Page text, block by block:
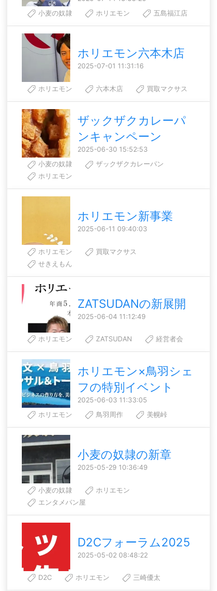
小麦の奴隷
ホリエモン 五島福江店
ホリエモン六本木店
2025-07-01 11:31:16
ホリエモン 六本木店 買取マクサス
ザックザクカレーパ
ンキャンペーン
2025-06-30 15:52:53
小麦の奴隷
ザックザクカレーパン
ホリエモン
ホリエモン新事業
2025-06-11 09:40:03
ホリエモン
買取マクサス
せきえもん
ZATSUDANの新展開
2025-06-04 11:12:49
ホリエモン ZATSUDAN 経営者会
ホリエモン×鳥羽シェ
フの特別イベント
2025-06-03 11:33:05
ホリエモン
鳥羽周作 美幌峠
小麦の奴隷の新章
2025-05-29 10:36:49
小麦の奴隷
ホリエモン
エンタメパン屋
D2Cフォーラム2025
2025-05-02 08:48:22
D2C ホリエモン 三崎優太